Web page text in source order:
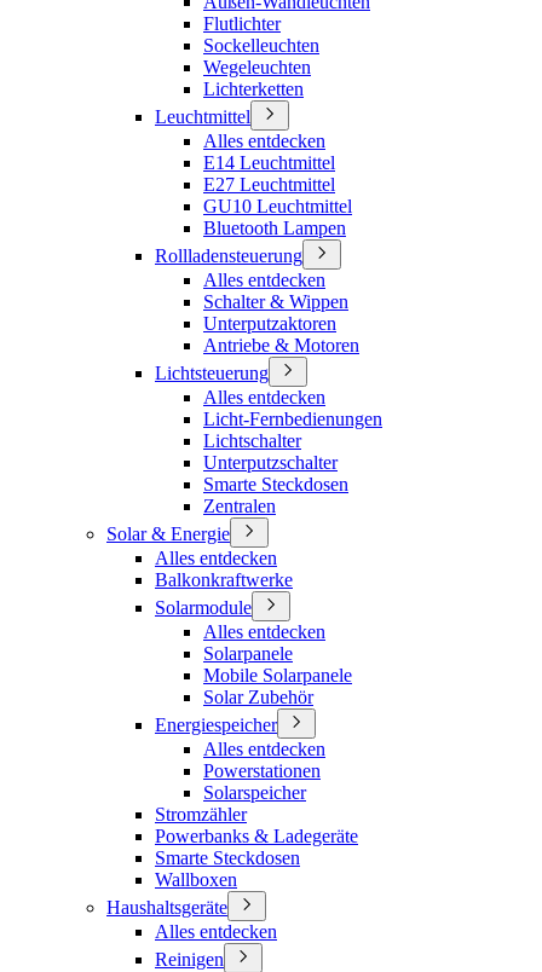
Flutlichter
Sockelleuchten
Wegeleuchten
Lichterketten
Leuchtmittel
Alles entdecken
E14 Leuchtmittel
E27 Leuchtmittel
GU10 Leuchtmittel
Bluetooth Lampen
Rollladensteuerung
Alles entdecken
Schalter & Wippen
Unterputzaktoren
Antriebe & Motoren
Lichtsteuerung
Alles entdecken
Licht-Fernbedienungen
Lichtschalter
Unterputzschalter
Smarte Steckdosen
Zentralen
Solar & Energie
Alles entdecken
Balkonkraftwerke
Solarmodule
Alles entdecken
Solarpanele
Mobile Solarpanele
Solar Zubehör
Energiespeicher
Alles entdecken
Powerstationen
Solarspeicher
Stromzähler
Powerbanks & Ladegeräte
Smarte Steckdosen
Wallboxen
Haushaltsgeräte
Alles entdecken
Reinigen